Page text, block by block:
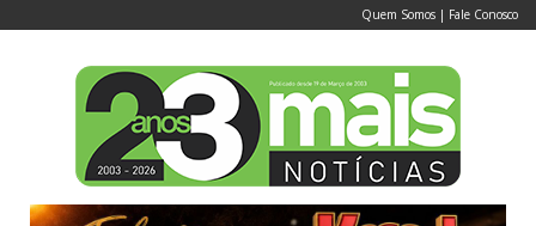
Quem Somos | Fale Conosco